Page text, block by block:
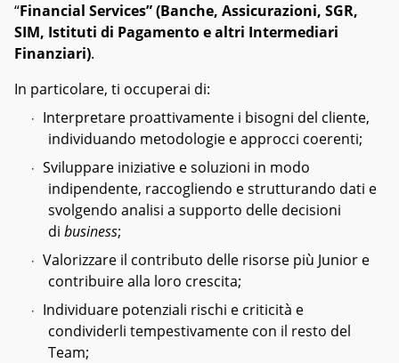
“Financial Services” (Banche, Assicurazioni, SGR,
SIM, Istituti di Pagamento e altri Intermediari
Finanziari).
In particolare, ti occuperai di:
·
Interpretare proattivamente i bisogni del cliente,
individuando metodologie e approcci coerenti;
· Sviluppare iniziative e soluzioni in modo
indipendente, raccogliendo e strutturando dati e
svolgendo analisi a supporto delle decisioni
di business;
· Valorizzare il contributo delle risorse più Junior e
contribuire alla loro crescita;
·
Individuare potenziali rischi e criticità e
condividerli tempestivamente con il resto del
Team;